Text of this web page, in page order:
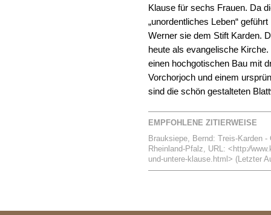
Klause für sechs Frauen. Da
„unordentliches Leben“
Werner sie dem Stift Karden.
heute als evangelische
einen hochgotischen Bau mit
Vorchorjoch und einem
sind die schön gestalteten
EMPFOHLENE ZITIERWEISE
Brauksiepe, Bernd: Treis-Karden
Rheinland-Pfalz, URL:
und-untere-klause.html> (Letzter